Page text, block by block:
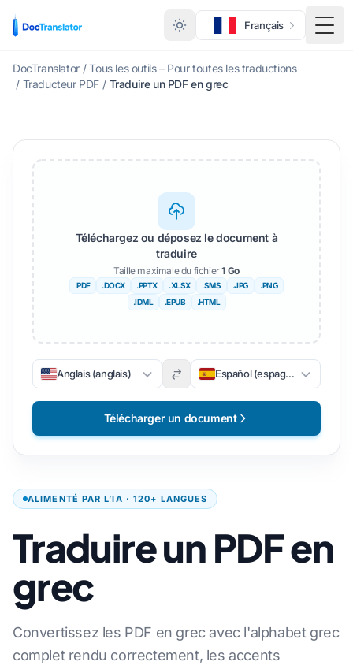
Français
DocTranslator / Tous les outils – Pour toutes les traductions
/ Traducteur PDF / Traduire un PDF en grec
ALIMENTÉ PAR L’IA · 120+ LANGUES
Traduire un PDF en
grec
Convertissez les PDF en grec avec l'alphabet grec
complet rendu correctement, les accents
Téléchargez ou déposez le document à
traduire
Taille maximale du fichier1 Go
.PDF .DOCX .PPTX .XLSX .SMS .JPG
.PNG
.IDML
.EPUB .HTML
Anglais (anglais) Español (espagnol)
Télécharger un document